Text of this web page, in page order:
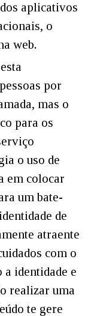
aplicativos
o
web.
por
mas o
para os
o uso de
em colocar
um bate-
de
atraente
com o
a identidade e
realizar uma
te gere